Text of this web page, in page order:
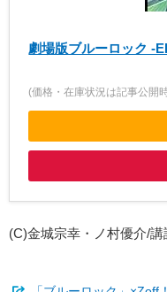
劇場版ブルーロック -
(価格・在庫状況は記事公開
(C)金城宗幸・ノ村優介/